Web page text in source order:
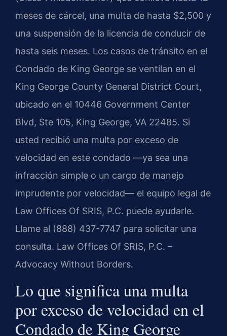
meses de cárcel, una multa de hasta $2,500 y
una suspensión de la licencia de conducir de
hasta seis meses. Los casos de tránsito en el
Condado de King George se ventilan en el
King George County General District Court,
ubicado en el 10446 Government Center
Blvd, Ste 105, King George, VA 22485. Si
usted recibió una multa por exceso de
velocidad en este condado —ya sea una
infracción simple o un cargo de manejo
imprudente por velocidad— el equipo legal de
Law Offices Of SRIS, P.C. puede ayudarle.
Llame al (888) 437-7747 para solicitar una
consulta. Law Offices Of SRIS, P.C. –
Advocacy Without Borders.
Lo que significa una multa
por exceso de velocidad en el
Condado de King George